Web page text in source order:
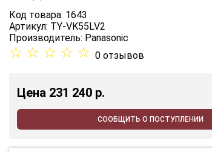
Код товара: 1643
Артикул: TY-VK55LV2
Производитель: Panasonic
☆ ☆ ☆ ☆ ☆ 0 отзывов
Цена 231 240 p.
СООБЩИТЬ О ПОСТУПЛЕНИИ